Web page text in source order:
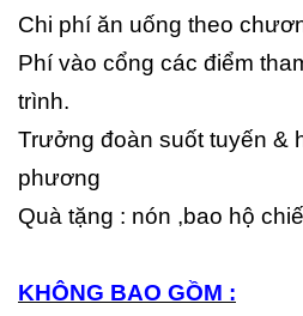
Chi phí ăn uống theo
Phí vào cổng các điểm
trình.
Trưởng đoàn suốt tuyến &
phương
Quà tặng : nón ,bao hộ
KHÔNG BAO GỒM :